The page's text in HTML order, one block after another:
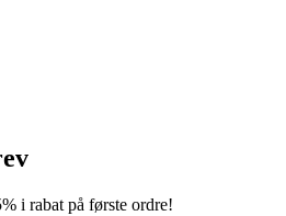
i rabat på første ordre!